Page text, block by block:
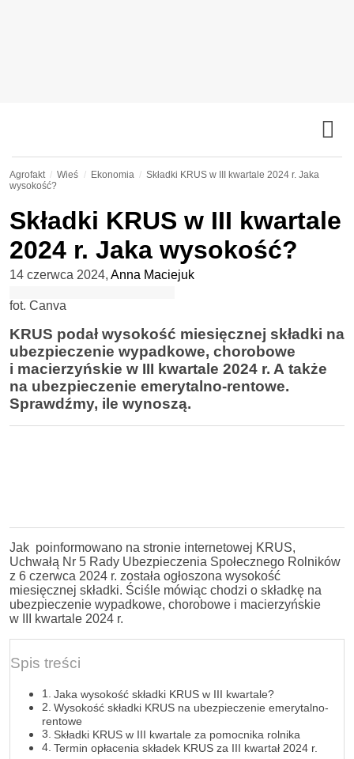
Agrofakt Wieś Ekonomia
Składki KRUS w III kwartale 2024 r. Jaka
wysokość?
Składki KRUS w III kwartale
2024 r. Jaka wysokość?
14 czerwca 2024, Anna Maciejuk
fot. Canva
KRUS podał wysokość miesięcznej składki na
ubezpieczenie wypadkowe, chorobowe
i macierzyńskie w III kwartale 2024 r. A także
na ubezpieczenie emerytalno-rentowe.
Sprawdźmy, ile wynoszą.
Jak poinformowano na stronie internetowej KRUS,
Uchwałą Nr 5 Rady Ubezpieczenia Społecznego Rolników
z 6 czerwca 2024 r. została ogłoszona wysokość
miesięcznej składki. Ściśle mówiąc chodzi o składkę na
ubezpieczenie wypadkowe, chorobowe i macierzyńskie
w III kwartale 2024 r.
Spis treści
Jaka wysokość składki KRUS w III kwartale?
Wysokość składki KRUS na ubezpieczenie emerytalno-
rentowe
Składki KRUS w III kwartale za pomocnika rolnika
Termin opłacenia składek KRUS za III kwartał 2024 r.